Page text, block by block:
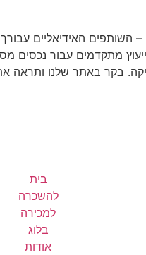
השותפים האידיאליים עבורך
מתקדמים עבור נכסים
בקר באתר שלנו ותראה
בית
להשכרה
למכירה
בלוג
אודות